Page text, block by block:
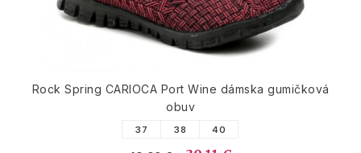
Rock Spring CARIOCA Port Wine dámska gumičková
obuv
37 38 40